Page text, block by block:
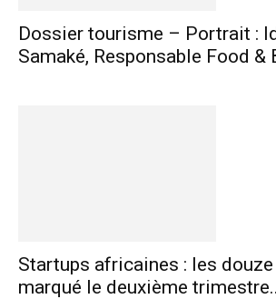
Dossier tourisme – Portrait :
Samaké, Responsable Food &
Startups africaines : les
marqué le deuxième